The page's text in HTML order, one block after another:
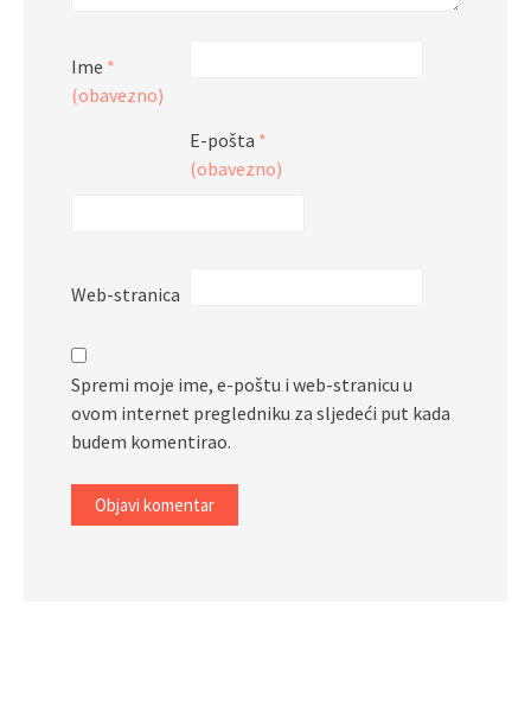
Ime *
(obavezno)
E-pošta *
(obavezno)
Web-stranica
Spremi moje ime, e-poštu i web-stranicu u
ovom internet pregledniku za sljedeći put kada
budem komentirao.